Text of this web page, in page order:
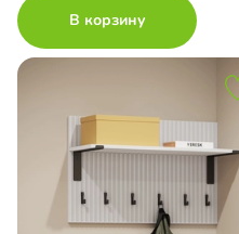
В корзину